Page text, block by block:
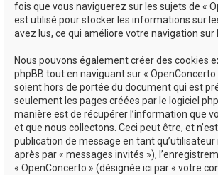
fois que vous naviguerez sur les sujets de «
est utilisé pour stocker les informations sur
avez lus, ce qui améliore votre navigation sur
Nous pouvons également créer des cookies
phpBB tout en naviguant sur « OpenConcerto
soient hors de portée du document qui est
seulement les pages créées par le logiciel
manière est de récupérer l’information que
et que nous collectons. Ceci peut être, et
publication de message en tant
après par « messages invités »),
« OpenConcerto » (désignée ici par « votre